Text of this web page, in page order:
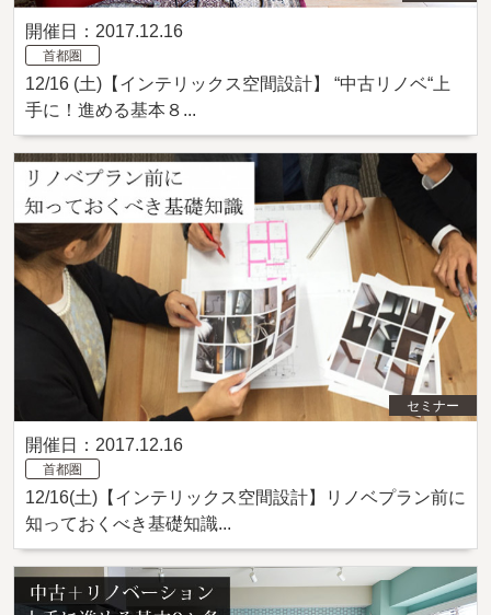
開催日：2017.12.16
首都圏
12/16 (土)【インテリックス空間設計】 “中古リノベ“上
手に！進める基本８...
セミナー
開催日：2017.12.16
首都圏
12/16(土)【インテリックス空間設計】リノベプラン前に
知っておくべき基礎知識...